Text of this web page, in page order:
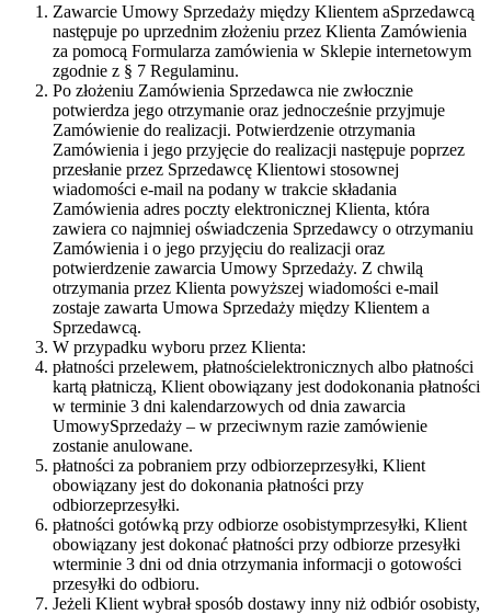
Zawarcie Umowy Sprzedaży między Klientem aSprzedawcą
następuje po uprzednim złożeniu przez Klienta Zamówienia
za pomocą Formularza zamówienia w Sklepie internetowym
zgodnie z § 7 Regulaminu.
Po złożeniu Zamówienia Sprzedawca nie zwłocznie
potwierdza jego otrzymanie oraz jednocześnie przyjmuje
Zamówienie do realizacji. Potwierdzenie otrzymania
Zamówienia i jego przyjęcie do realizacji następuje poprzez
przesłanie przez Sprzedawcę Klientowi stosownej
wiadomości e-mail na podany w trakcie składania
Zamówienia adres poczty elektronicznej Klienta, która
zawiera co najmniej oświadczenia Sprzedawcy o otrzymaniu
Zamówienia i o jego przyjęciu do realizacji oraz
potwierdzenie zawarcia Umowy Sprzedaży. Z chwilą
otrzymania przez Klienta powyższej wiadomości e-mail
zostaje zawarta Umowa Sprzedaży między Klientem a
Sprzedawcą.
W przypadku wyboru przez Klienta:
płatności przelewem, płatnościelektronicznych albo płatności
kartą płatniczą, Klient obowiązany jest dodokonania płatności
w terminie 3 dni kalendarzowych od dnia zawarcia
UmowySprzedaży – w przeciwnym razie zamówienie
zostanie anulowane.
płatności za pobraniem przy odbiorzeprzesyłki, Klient
obowiązany jest do dokonania płatności przy
odbiorzeprzesyłki.
płatności gotówką przy odbiorze osobistymprzesyłki, Klient
obowiązany jest dokonać płatności przy odbiorze przesyłki
wterminie 3 dni od dnia otrzymania informacji o gotowości
przesyłki do odbioru.
Jeżeli Klient wybrał sposób dostawy inny niż odbiór osobisty,